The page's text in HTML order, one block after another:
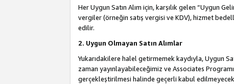
Her Uygun Satın Alım için, karşılık gelen “Uygun
vergiler (örneğin satış vergisi ve KDV), hizmet
edilir.
2. Uygun Olmayan Satın Alımlar
Yukarıdakilere halel getirmemek kaydıyla, Uygun
zaman yayınlayabileceğimiz ve Associates
gerçekleştirilmesi halinde geçerli kabul